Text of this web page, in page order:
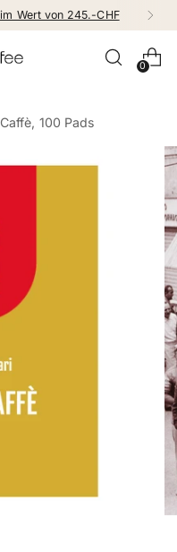
Wert von 245.-CHF
0
100 Pads